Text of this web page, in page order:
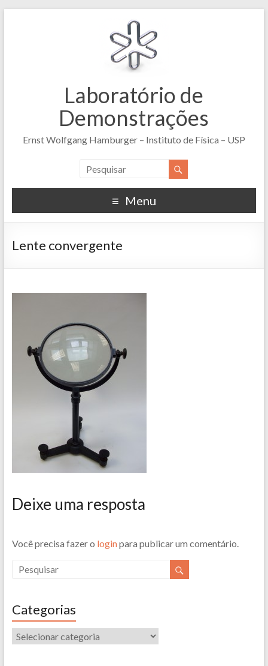
Laboratório de
Demonstrações
Ernst Wolfgang Hamburger – Instituto de Física – USP
Menu
Lente convergente
Deixe uma resposta
Você precisa fazer o loginpara publicar um comentário.
Categorias